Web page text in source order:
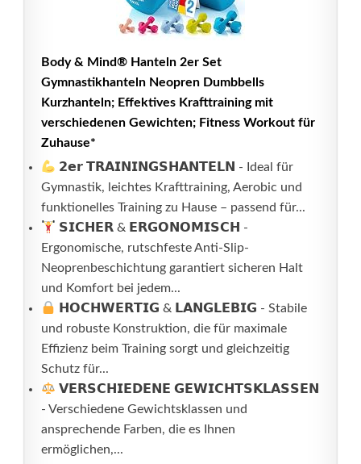
Body & Mind® Hanteln 2er Set
Gymnastikhanteln Neopren Dumbbells
Kurzhanteln; Effektives Krafttraining mit
verschiedenen Gewichten; Fitness Workout für
Zuhause*
𝟮𝗲𝗿 𝗧𝗥𝗔𝗜𝗡𝗜𝗡𝗚𝗦𝗛𝗔𝗡𝗧𝗘𝗟𝗡 - Ideal für
Gymnastik, leichtes Krafttraining, Aerobic und
funktionelles Training zu Hause – passend für...
𝗦𝗜𝗖𝗛𝗘𝗥 & 𝗘𝗥𝗚𝗢𝗡𝗢𝗠𝗜𝗦𝗖𝗛 -
Ergonomische, rutschfeste Anti-Slip-
Neoprenbeschichtung garantiert sicheren Halt
und Komfort bei jedem...
𝗛𝗢𝗖𝗛𝗪𝗘𝗥𝗧𝗜𝗚 & 𝗟𝗔𝗡𝗚𝗟𝗘𝗕𝗜𝗚 - Stabile
und robuste Konstruktion, die für maximale
Effizienz beim Training sorgt und gleichzeitig
Schutz für...
𝗩𝗘𝗥𝗦𝗖𝗛𝗜𝗘𝗗𝗘𝗡𝗘 𝗚𝗘𝗪𝗜𝗖𝗛𝗧𝗦𝗞𝗟𝗔𝗦𝗦𝗘𝗡
- Verschiedene Gewichtsklassen und
ansprechende Farben, die es Ihnen
ermöglichen,...